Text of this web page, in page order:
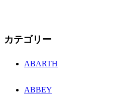
カテゴリー
ABARTH
ABBEY